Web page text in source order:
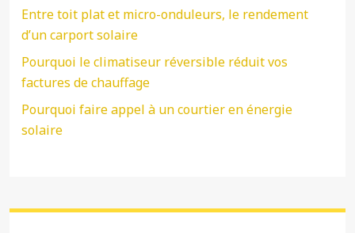
Entre toit plat et micro-onduleurs, le rendement
d’un carport solaire
Pourquoi le climatiseur réversible réduit vos
factures de chauffage
Pourquoi faire appel à un courtier en énergie
solaire